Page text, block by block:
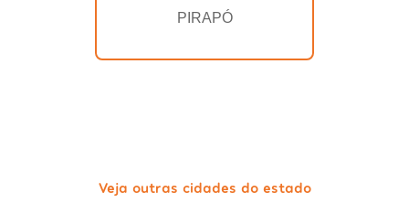
PIRAPÓ
Veja outras cidades do estado